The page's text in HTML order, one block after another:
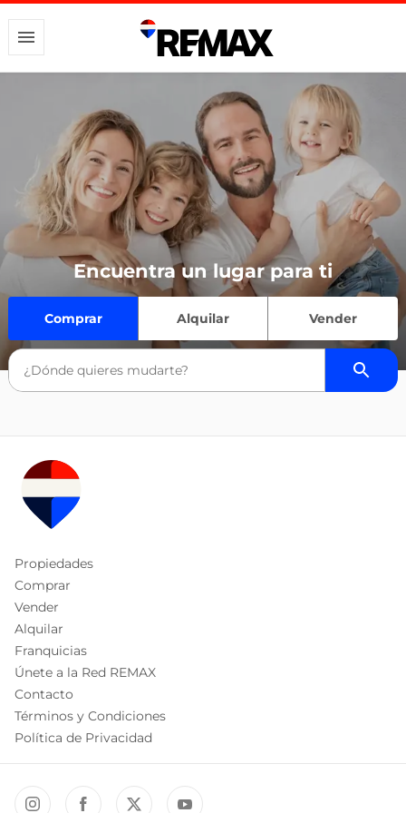
Encuentra un lugar para ti
Comprar Alquilar Vender
Propiedades
Comprar
Vender
Alquilar
Franquicias
Únete a la Red REMAX
Contacto
Términos y Condiciones
Política de Privacidad